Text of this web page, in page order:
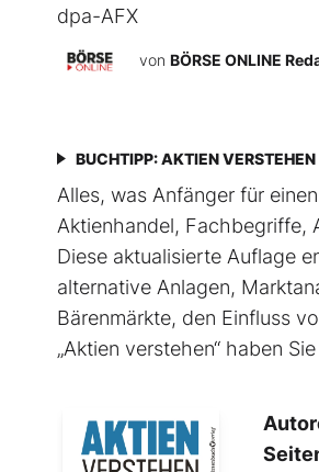
dpa-AFX
von BÖRSE ONLINE
BUCHTIPP: AKTIEN VERSTEHEN
Alles, was Anfänger für
Aktienhandel, Fachbegriffe,
Diese aktualisierte Auflage
alternative Anlagen,
Bärenmärkte, den Einfluss
„Aktien verstehen“ haben